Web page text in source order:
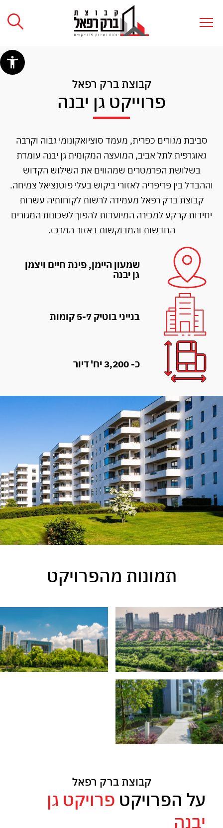
קבוצת ברק רפאל
פרוייקט גן יבנה
סביבת מגורים כפרית, מעמד סוציואקונומי גבוה וקרבה
גאוגרפית לתל אביב, המועצה המקומית גן יבנה עומדת
בשלושת הפרמטרים שמהווים את השילוש הקדוש
וההבדל בין פריפריה לאזורי ביקוש בעלי פוטנציאל צמיחה.
קבוצת ברק רפאל מעמידה לרשות לקוחותיה עשרות
יחידות קרקע למכירה המיועדות להפוך לשכונות המגורים
החדשות והמבוקשות באזור המרכז.
שמעון היימן, פינת חיים ויצמן
גן יבנה
בנייני בוטיק 5-7 קומות
כ- 3,200 יח' דיור
תמונות מהפרויקט
קבוצת ברק רפאל
על הפרויקט פרויקט גן
יבנה